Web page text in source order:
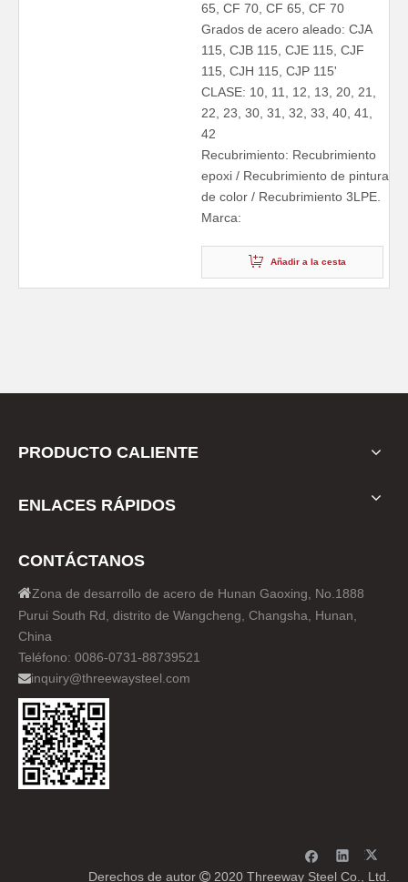
65, CF 70, CF 65, CF 70
Grados de acero aleado: CJA
115, CJB 115, CJE 115, CJF
115, CJH 115, CJP 115'
CLASE: 10, 11, 12, 13, 20, 21,
22, 23, 30, 31, 32, 33, 40, 41,
42
Recubrimiento: Recubrimiento
epoxi / Recubrimiento de pintura
de color / Recubrimiento 3LPE.
Marca:
Añadir a la cesta
PRODUCTO CALIENTE
ENLACES RÁPIDOS
CONTÁCTANOS
Zona de desarrollo de acero de Hunan Gaoxing, No.1888
Purui South Rd, distrito de Wangcheng, Changsha, Hunan,
China
Teléfono: 0086-0731-88739521
inquiry@threewaysteel.com
Derechos de autor  2020 Threeway Steel Co., Ltd.